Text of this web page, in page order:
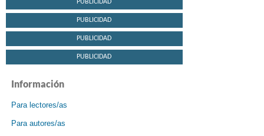
PUBLICIDAD
PUBLICIDAD
PUBLICIDAD
PUBLICIDAD
Información
Para lectores/as
Para autores/as